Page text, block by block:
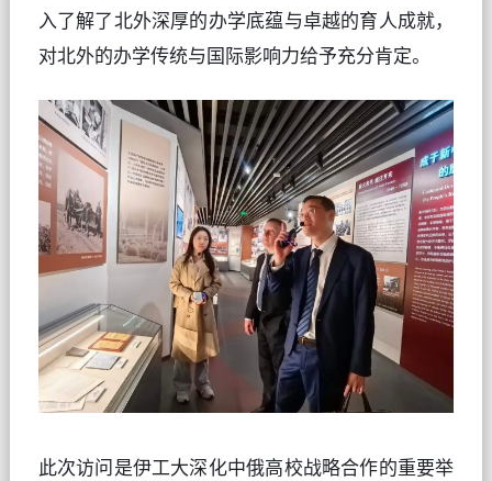
入了解了北外深厚的办学底蕴与卓越的育人成就，
对北外的办学传统与国际影响力给予充分肯定。
此次访问是伊工大深化中俄高校战略合作的重要举